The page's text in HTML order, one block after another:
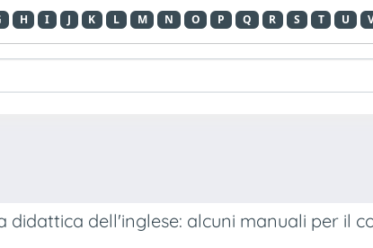
H I J K L M N O P Q R S T U
dell'inglese: alcuni manuali per il